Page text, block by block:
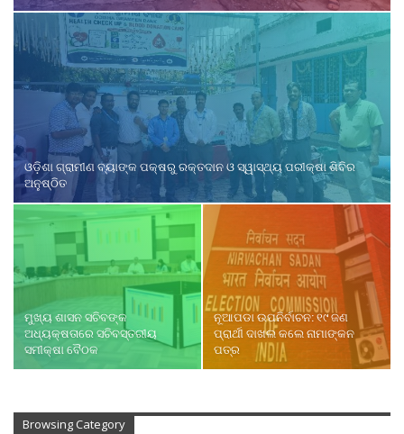
ଓଡ଼ିଶା ଗ୍ରାମୀଣ ବ୍ୟାଙ୍କ ପକ୍ଷରୁ ରକ୍ତଦାନ ଓ ସ୍ୱାସ୍ଥ୍ୟ ପରୀକ୍ଷା ଶିବିର
ଅନୁଷ୍ଠିତ
ମୁଖ୍ୟ ଶାସନ ସଚିବଙ୍କ
ଅଧ୍ୟକ୍ଷତାରେ ସଚିବସ୍ତରୀୟ
ସମୀକ୍ଷା ବୈଠକ
ନୂଆପଡା ଉପନିର୍ବାଚନ: ୧୯ ଜଣ
ପ୍ରାର୍ଥୀ ଦାଖଲ କଲେ ନାମାଙ୍କନ
ପତ୍ର
Browsing Category